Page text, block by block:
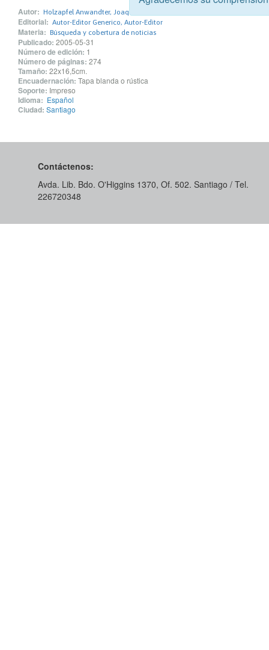
Autor: Holzapfel Anwandter, Joaquín
Editorial: Autor-Editor Generico, Autor-Editor
Materia: Búsqueda y cobertura de noticias
Publicado: 2005-05-31
Número de edición: 1
Número de páginas: 274
Tamaño: 22x16,5cm.
Encuadernación: Tapa blanda o rústica
Soporte: Impreso
Idioma: Español
Ciudad: Santiago
Contáctenos:
Avda. Lib. Bdo. O'Higgins 1370, Of. 502. Santiago / Tel.
226720348